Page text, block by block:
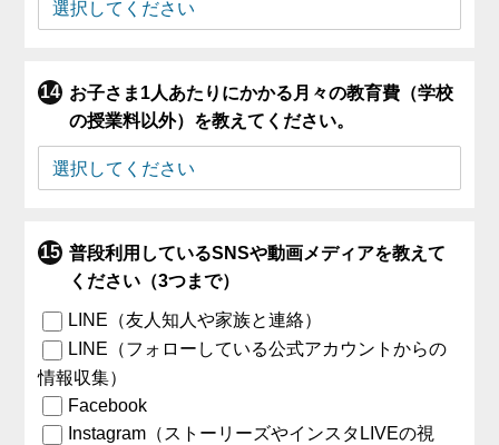
お子さま1人あたりにかかる月々の教育費（学校
の授業料以外）を教えてください。
普段利用しているSNSや動画メディアを教えて
ください（3つまで）
LINE（友人知人や家族と連絡）
LINE（フォローしている公式アカウントからの
情報収集）
Facebook
Instagram（ストーリーズやインスタLIVEの視